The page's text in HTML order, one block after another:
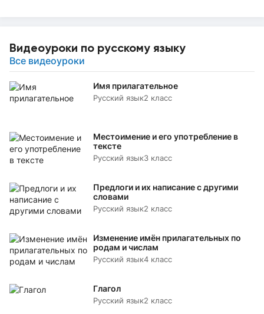
Видеоуроки по русскому языку
Все видеоуроки
Имя прилагательное
Русский язык2 класс
Местоимение и его употребление в
тексте
Русский язык3 класс
Предлоги и их написание с другими
словами
Русский язык2 класс
Изменение имён прилагательных по
родам и числам
Русский язык4 класс
Глагол
Русский язык2 класс